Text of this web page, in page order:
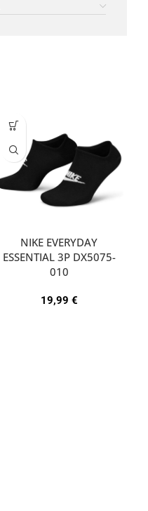
NIKE EVERYDAY
ESSENTIAL 3P DX5075-
010
19,99 €